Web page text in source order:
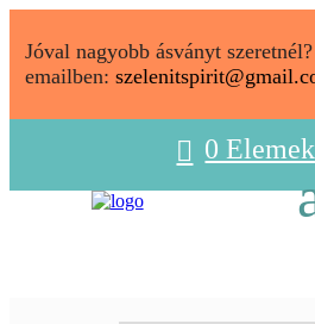
Jóval nagyobb ásványt
emailben:
0 Elemek